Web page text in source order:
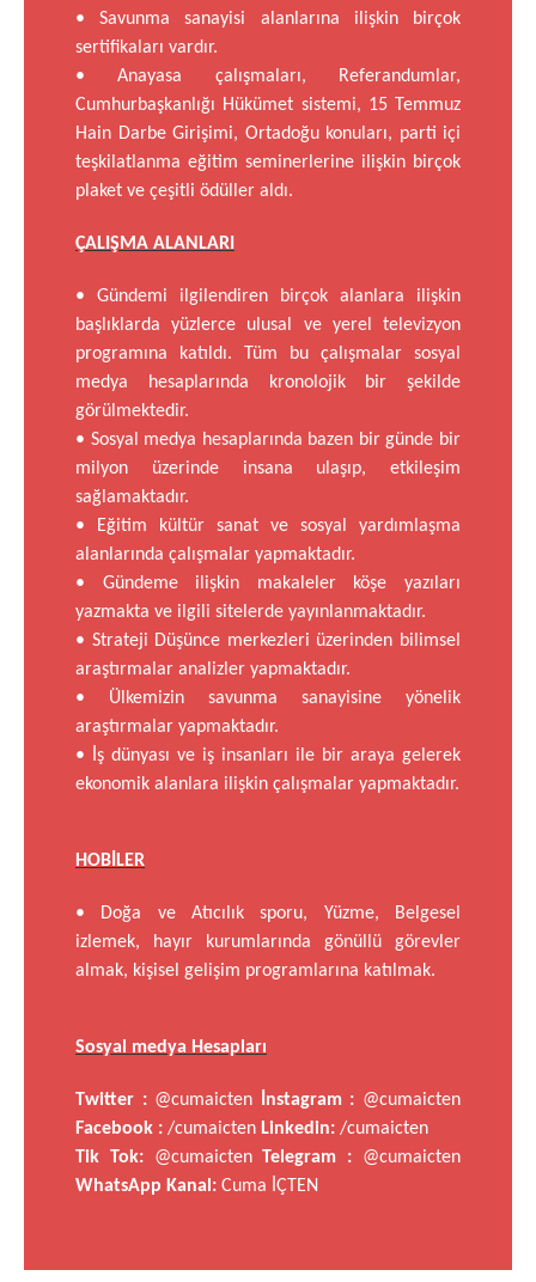
• Savunma sanayisi alanlarına ilişkin birçok
sertifikaları vardır.
• Anayasa çalışmaları, Referandumlar,
Cumhurbaşkanlığı Hükümet sistemi, 15 Temmuz
Hain Darbe Girişimi, Ortadoğu konuları, parti içi
teşkilatlanma eğitim seminerlerine ilişkin birçok
plaket ve çeşitli ödüller aldı.
ÇALIŞMA ALANLARI
• Gündemi ilgilendiren birçok alanlara ilişkin
başlıklarda yüzlerce ulusal ve yerel televizyon
programına katıldı. Tüm bu çalışmalar sosyal
medya hesaplarında kronolojik bir şekilde
görülmektedir.
• Sosyal medya hesaplarında bazen bir günde bir
milyon üzerinde insana ulaşıp, etkileşim
sağlamaktadır.
• Eğitim kültür sanat ve sosyal yardımlaşma
alanlarında çalışmalar yapmaktadır.
• Gündeme ilişkin makaleler köşe yazıları
yazmakta ve ilgili sitelerde yayınlanmaktadır.
• Strateji Düşünce merkezleri üzerinden bilimsel
araştırmalar analizler yapmaktadır.
• Ülkemizin savunma sanayisine yönelik
araştırmalar yapmaktadır.
• İş dünyası ve iş insanları ile bir araya gelerek
ekonomik alanlara ilişkin çalışmalar yapmaktadır.
HOBİLER
• Doğa ve Atıcılık sporu, Yüzme, Belgesel
izlemek, hayır kurumlarında gönüllü görevler
almak, kişisel gelişim programlarına katılmak.
Sosyal medya Hesapları
Twitter :@cumaicten İnstagram : @cumaicten
Facebook : /cumaicten Linkedin: /cumaicten
Tik Tok:@cumaictenTelegram : @cumaicten
WhatsApp Kanal: Cuma İÇTEN